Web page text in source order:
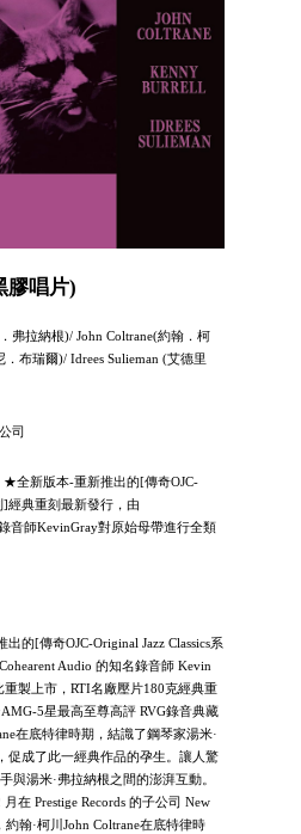
膠唱片)
弗拉納根)/ John Coltrane(約翰．柯
布瑞爾)/ Idrees Sulieman (艾德里
司
★全新版本-重新推出的[傳奇OJC-
]經典重刻最新發行，由
音師KevinGray對原始母帶進行全類
的[傳奇OJC-Original Jazz Classics系
Audio 的知名錄音師 Kevin
製上市，RTI名廠壓片180克經典重
5星最高至尊高評 RVG錄音典藏
在底特律時期，結識了鋼琴家湯米·
促成了此一經典作品的孕生。讓人驚
與湯米·弗拉納根之間的澎湃互動。
在 Prestige Records 的子公司 New
翰·柯川John Coltrane在底特律時